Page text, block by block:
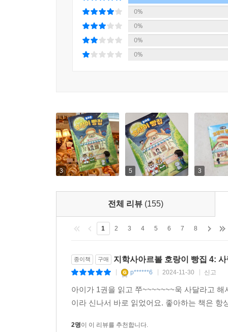
어떤 일들이 벌어질지 함께 따라가 보자.
0%
0%
0%
0%
3 5 3
전체 리뷰 (155)
1 2 3 4 5 6 7 8
종이책 구매 지학사아르볼 호랑이 빵집 4:
p******6 2024-11-30 신고
아이가 1권을 읽고 쭈~~~~~~~욱 사달라고
이라 신나서 바로 읽었어요. 좋아하는 책은
2명이 이 리뷰를 추천합니다.